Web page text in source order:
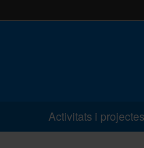
Activitats i projectes